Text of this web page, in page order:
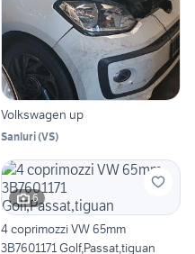
Volkswagen up
Sanluri(VS)
6
4 coprimozzi VW 65mm
3B7601171 Golf,Passat,tiguan